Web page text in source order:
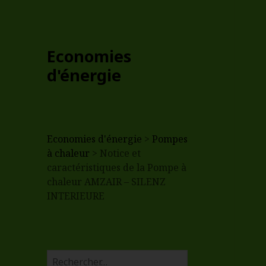
Economies
d'énergie
Economies d'énergie > Pompes
à chaleur > Notice et
caractéristiques de la Pompe à
chaleur AMZAIR – SILENZ
INTERIEURE